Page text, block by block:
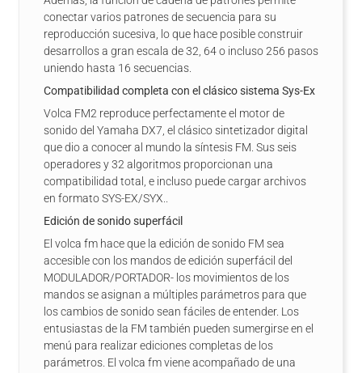
conectar varios patrones de secuencia para su
reproducción sucesiva, lo que hace posible construir
desarrollos a gran escala de 32, 64 o incluso 256 pasos
uniendo hasta 16 secuencias.
Compatibilidad completa con el clásico sistema Sys-Ex
Volca FM2 reproduce perfectamente el motor de
sonido del Yamaha DX7, el clásico sintetizador digital
que dio a conocer al mundo la síntesis FM. Sus seis
operadores y 32 algoritmos proporcionan una
compatibilidad total, e incluso puede cargar archivos
en formato SYS-EX/SYX..
Edición de sonido superfácil
El volca fm hace que la edición de sonido FM sea
accesible con los mandos de edición superfácil del
MODULADOR/PORTADOR- los movimientos de los
mandos se asignan a múltiples parámetros para que
los cambios de sonido sean fáciles de entender. Los
entusiastas de la FM también pueden sumergirse en el
menú para realizar ediciones completas de los
parámetros. El volca fm viene acompañado de una